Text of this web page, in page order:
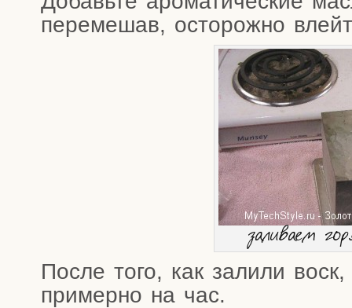
пере­ме­шав, осто­рож­но
зали­ва­ем
После того, как зали­ли
при­мер­но на час.